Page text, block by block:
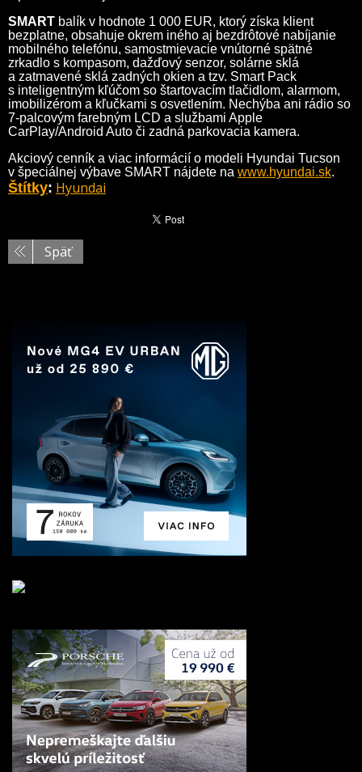
SMART balík v hodnote 1 000 EUR, ktorý získa klient
bezplatne, obsahuje okrem iného aj bezdrôtové nabíjanie
mobilného telefónu, samostmievacie vnútorné spätné
zrkadlo s kompasom, dažďový senzor, solárne sklá
a zatmavené sklá zadných okien a tzv. Smart Pack
s inteligentným kľúčom so štartovacím tlačidlom, alarmom,
imobilizérom a kľučkami s osvetlením. Nechýba ani rádio so
7-palcovým farebným LCD a službami Apple
CarPlay/Android Auto či zadná parkovacia kamera.
Akciový cenník a viac informácií o modeli Hyundai Tucson
v špeciálnej výbave SMART nájdete na www.hyundai.sk.
Štítky: Hyundai
Späť